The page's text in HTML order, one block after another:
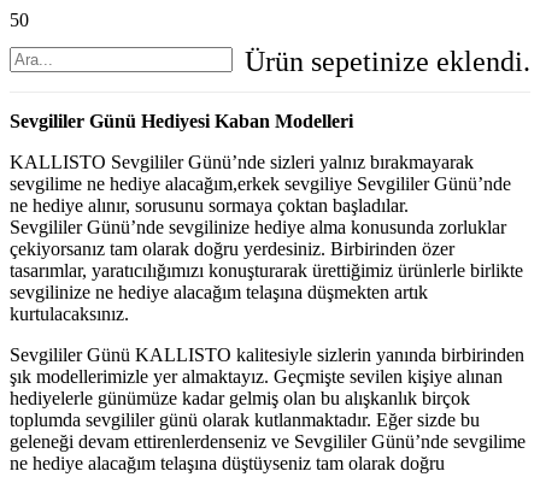
Ürün sepetinize eklendi.
Sevgililer Günü Hediyesi Kaban Modelleri
KALLISTO Sevgililer Günü’nde sizleri yalnız bırakmayarak
sevgilime ne hediye alacağım,erkek sevgiliye Sevgililer Günü’nde
ne hediye alınır, sorusunu sormaya çoktan başladılar.
Sevgililer Günü’nde sevgilinize hediye alma konusunda zorluklar
çekiyorsanız tam olarak doğru yerdesiniz. Birbirinden özer
tasarımlar, yaratıcılığımızı konuşturarak ürettiğimiz ürünlerle birlikte
sevgilinize ne hediye alacağım telaşına düşmekten artık
kurtulacaksınız.
Sevgililer Günü KALLISTO kalitesiyle sizlerin yanında birbirinden
şık modellerimizle yer almaktayız. Geçmişte sevilen kişiye alınan
hediyelerle günümüze kadar gelmiş olan bu alışkanlık birçok
toplumda sevgililer günü olarak kutlanmaktadır. Eğer sizde bu
geleneği devam ettirenlerdenseniz ve Sevgililer Günü’nde sevgilime
ne hediye alacağım telaşına düştüyseniz tam olarak doğru